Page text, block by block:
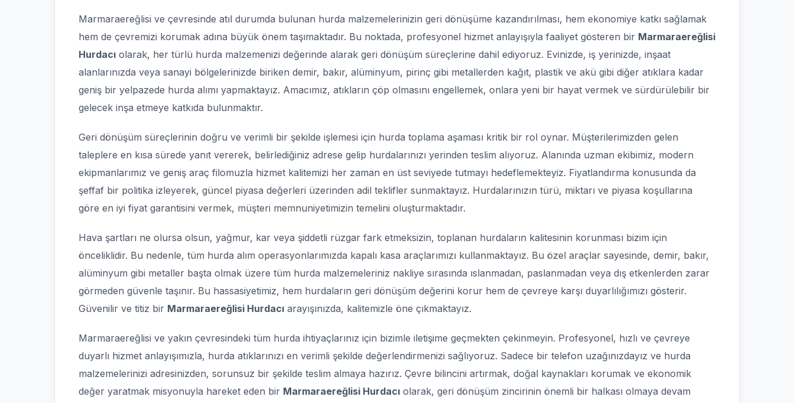
Marmaraereğlisi ve çevresinde atıl durumda bulunan hurda malzemelerinizin geri dönüşüme kazandırılması, hem ekonomiye katkı sağlamak
hem de çevremizi korumak adına büyük önem taşımaktadır. Bu noktada, profesyonel hizmet anlayışıyla faaliyet gösteren bir Marmaraereğlisi
Hurdacı olarak, her türlü hurda malzemenizi değerinde alarak geri dönüşüm süreçlerine dahil ediyoruz. Evinizde, iş yerinizde, inşaat
alanlarınızda veya sanayi bölgelerinizde biriken demir, bakır, alüminyum, pirinç gibi metallerden kağıt, plastik ve akü gibi diğer atıklara kadar
geniş bir yelpazede hurda alımı yapmaktayız. Amacımız, atıkların çöp olmasını engellemek, onlara yeni bir hayat vermek ve sürdürülebilir bir
gelecek inşa etmeye katkıda bulunmaktır.
Geri dönüşüm süreçlerinin doğru ve verimli bir şekilde işlemesi için hurda toplama aşaması kritik bir rol oynar. Müşterilerimizden gelen
taleplere en kısa sürede yanıt vererek, belirlediğiniz adrese gelip hurdalarınızı yerinden teslim alıyoruz. Alanında uzman ekibimiz, modern
ekipmanlarımız ve geniş araç filomuzla hizmet kalitemizi her zaman en üst seviyede tutmayı hedeflemekteyiz. Fiyatlandırma konusunda da
şeffaf bir politika izleyerek, güncel piyasa değerleri üzerinden adil teklifler sunmaktayız. Hurdalarınızın türü, miktarı ve piyasa koşullarına
göre en iyi fiyat garantisini vermek, müşteri memnuniyetimizin temelini oluşturmaktadır.
Hava şartları ne olursa olsun, yağmur, kar veya şiddetli rüzgar fark etmeksizin, toplanan hurdaların kalitesinin korunması bizim için
önceliklidir. Bu nedenle, tüm hurda alım operasyonlarımızda kapalı kasa araçlarımızı kullanmaktayız. Bu özel araçlar sayesinde, demir, bakır,
alüminyum gibi metaller başta olmak üzere tüm hurda malzemeleriniz nakliye sırasında ıslanmadan, paslanmadan veya dış etkenlerden zarar
görmeden güvenle taşınır. Bu hassasiyetimiz, hem hurdaların geri dönüşüm değerini korur hem de çevreye karşı duyarlılığımızı gösterir.
Güvenilir ve titiz bir Marmaraereğlisi Hurdacı arayışınızda, kalitemizle öne çıkmaktayız.
Marmaraereğlisi ve yakın çevresindeki tüm hurda ihtiyaçlarınız için bizimle iletişime geçmekten çekinmeyin. Profesyonel, hızlı ve çevreye
duyarlı hizmet anlayışımızla, hurda atıklarınızı en verimli şekilde değerlendirmenizi sağlıyoruz. Sadece bir telefon uzağınızdayız ve hurda
malzemelerinizi adresinizden, sorunsuz bir şekilde teslim almaya hazırız. Çevre bilincini artırmak, doğal kaynakları korumak ve ekonomik
değer yaratmak misyonuyla hareket eden bir Marmaraereğlisi Hurdacı olarak, geri dönüşüm zincirinin önemli bir halkası olmaya devam